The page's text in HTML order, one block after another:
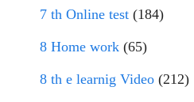
7 th Online test (184)
8 Home work (65)
8 th e learnig Video (212)